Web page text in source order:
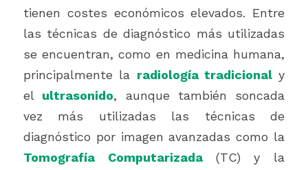
tienen costes económicos elevados. Entre
las técnicas de diagnóstico más utilizadas
se encuentran, como en medicina humana,
principalmente la radiología tradicional y
el ultrasonido, aunque también soncada
vez más utilizadas las técnicas de
Tomografía Computarizada (TC) y la